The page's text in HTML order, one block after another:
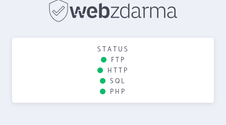
STATUS
FTP
HTTP
SQL
PHP